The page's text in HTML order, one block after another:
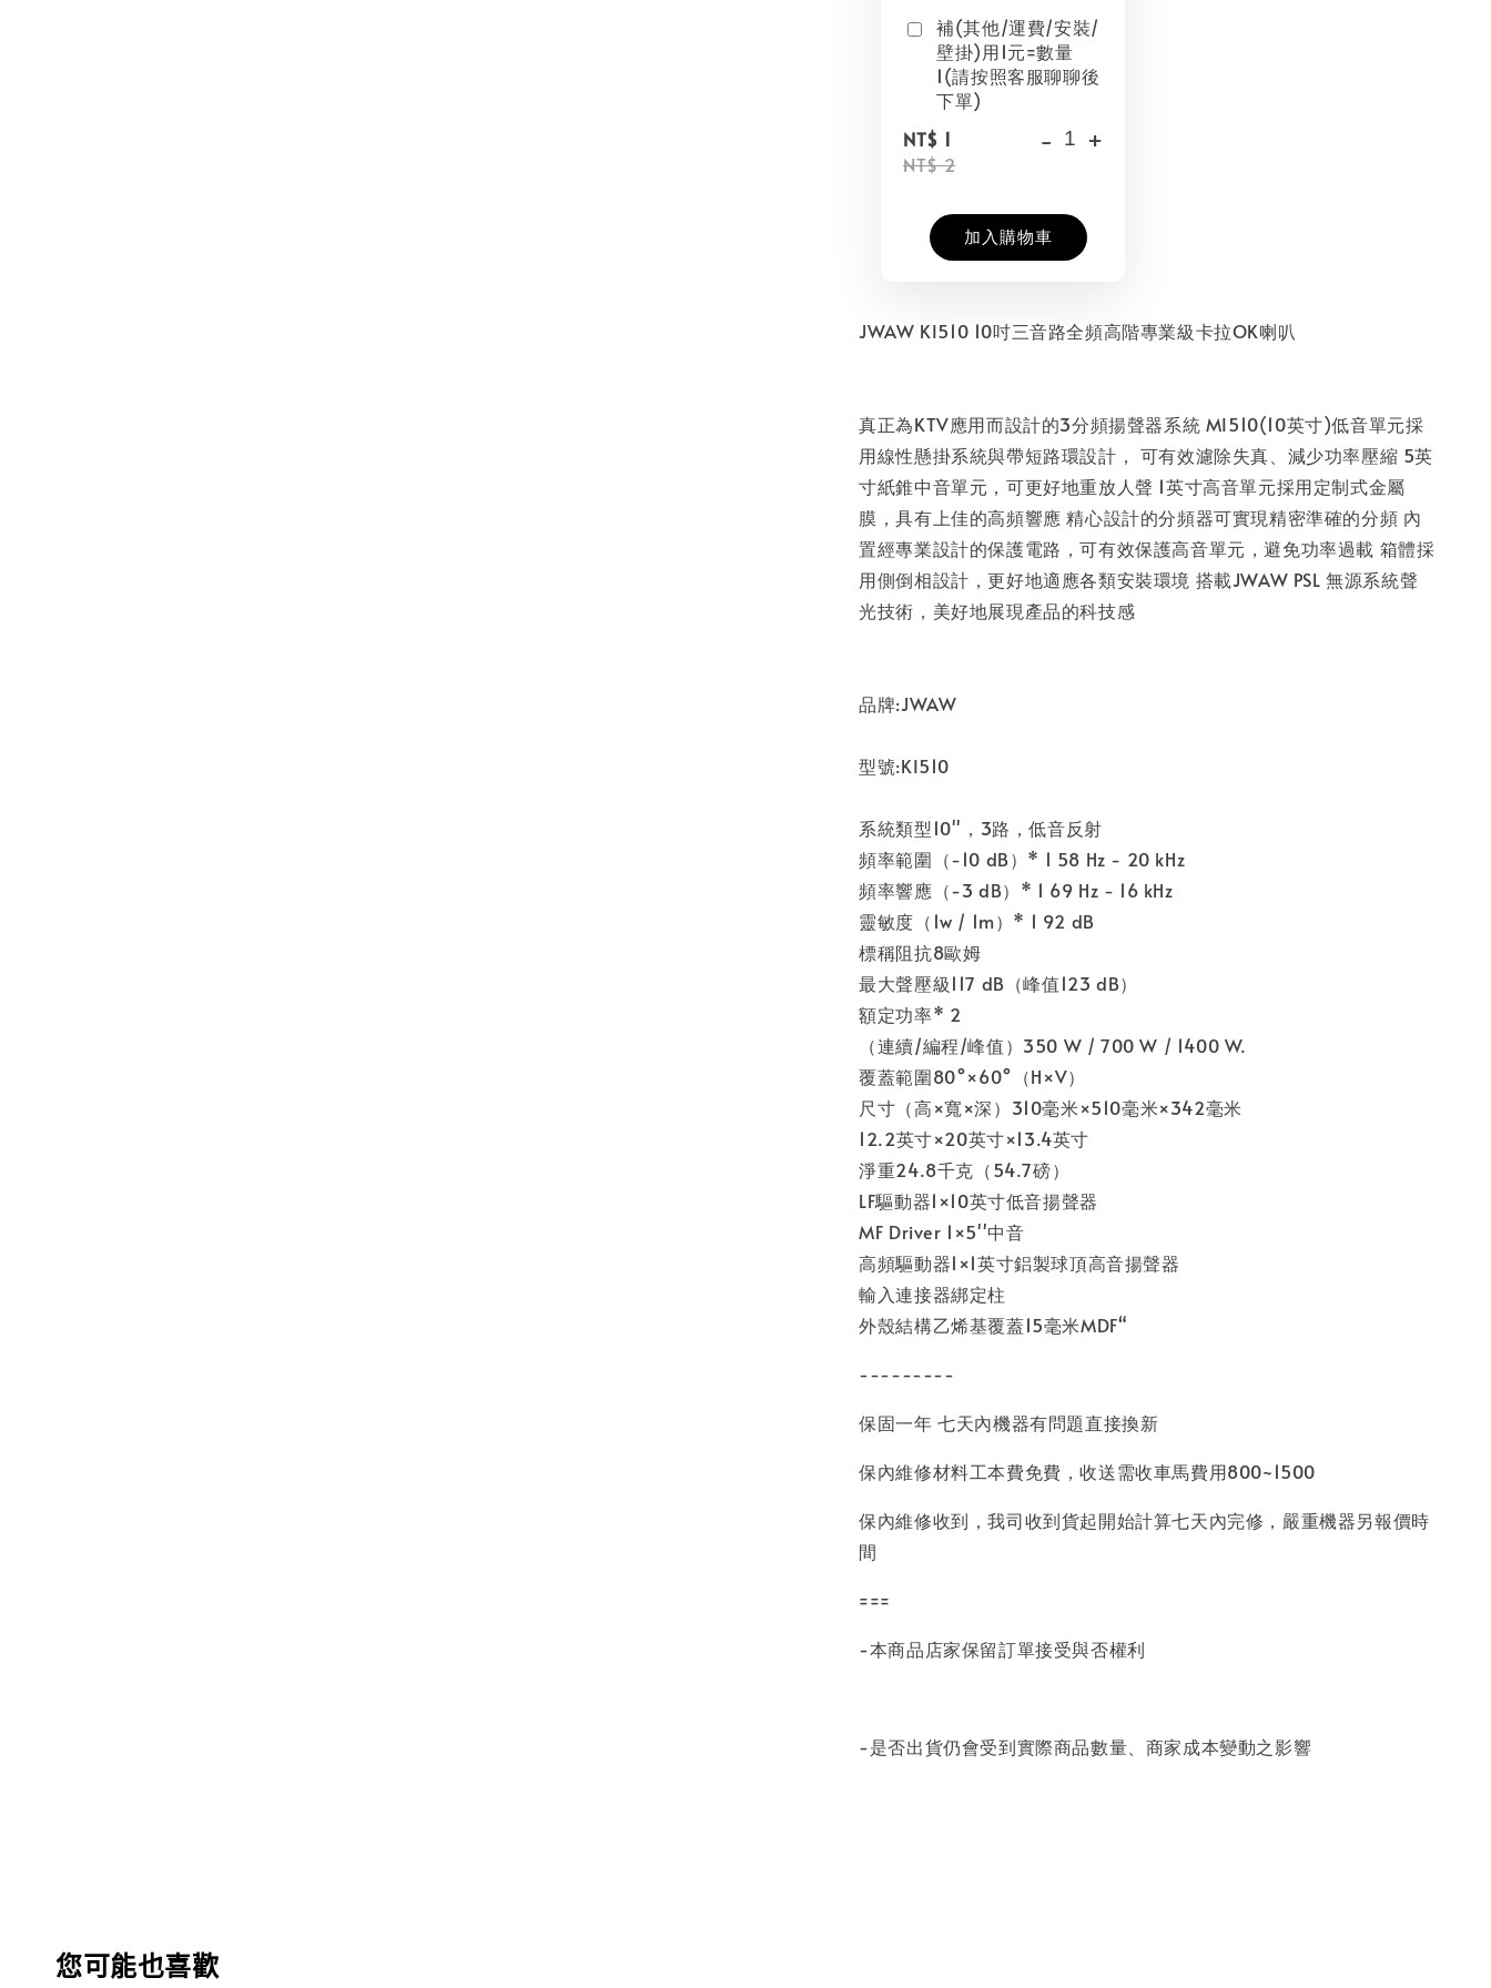
補(其他/運費/安裝/
壁掛)用1元=數量
1(請按照客服聊聊後
下單)
NT$ 1
NT$ 2
- +
加入購物車
JWAW KI510 10吋三音路全頻高階專業級卡拉OK喇叭
真正為KTV應用而設計的3分頻揚聲器系統 MI510(10英寸)低音單元採
用線性懸掛系統與帶短路環設計， 可有效濾除失真、減少功率壓縮 5英
寸紙錐中音單元，可更好地重放人聲 1英寸高音單元採用定制式金屬
膜，具有上佳的高頻響應 精心設計的分頻器可實現精密準確的分頻 內
置經專業設計的保護電路，可有效保護高音單元，避免功率過載 箱體採
用側倒相設計，更好地適應各類安裝環境 搭載JWAW PSL 無源系統聲
光技術，美好地展現產品的科技感
品牌:JWAW
型號:KI510
系統類型10''，3路，低音反射
頻率範圍（-10 dB）* 1 58 Hz - 20 kHz
頻率響應（-3 dB）* 1 69 Hz - 16 kHz
靈敏度（1w / 1m）* 1 92 dB
標稱阻抗8歐姆
最大聲壓級117 dB（峰值123 dB）
額定功率* 2
（連續/編程/峰值）350 W / 700 W / 1400 W.
覆蓋範圍80°×60°（H×V）
尺寸（高×寬×深）310毫米×510毫米×342毫米
12.2英寸×20英寸×13.4英寸
淨重24.8千克（54.7磅）
LF驅動器1×10英寸低音揚聲器
MF Driver 1×5''中音
高頻驅動器1×1英寸鋁製球頂高音揚聲器
輸入連接器綁定柱
外殼結構乙烯基覆蓋15毫米MDF“
---------
保固一年 七天內機器有問題直接換新
保內維修材料工本費免費，收送需收車馬費用800~1500
保內維修收到，我司收到貨起開始計算七天內完修，嚴重機器另報價時
間
===
-本商品店家保留訂單接受與否權利
-是否出貨仍會受到實際商品數量、商家成本變動之影響
您可能也喜歡